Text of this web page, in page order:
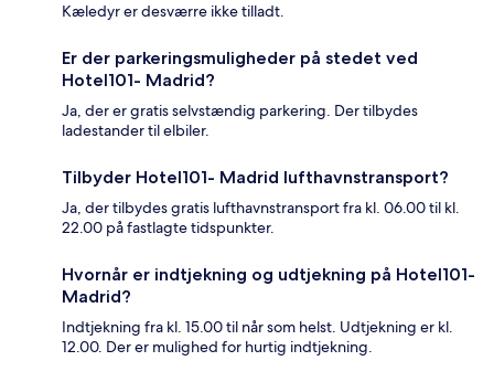
Kæledyr er desværre ikke tilladt.
Er der parkeringsmuligheder på stedet ved
Hotel101- Madrid?
Ja, der er gratis selvstændig parkering. Der tilbydes
ladestander til elbiler.
Tilbyder Hotel101- Madrid lufthavnstransport?
Ja, der tilbydes gratis lufthavnstransport fra kl. 06.00 til kl.
22.00 på fastlagte tidspunkter.
Hvornår er indtjekning og udtjekning på Hotel101-
Madrid?
Indtjekning fra kl. 15.00 til når som helst. Udtjekning er kl.
12.00. Der er mulighed for hurtig indtjekning.